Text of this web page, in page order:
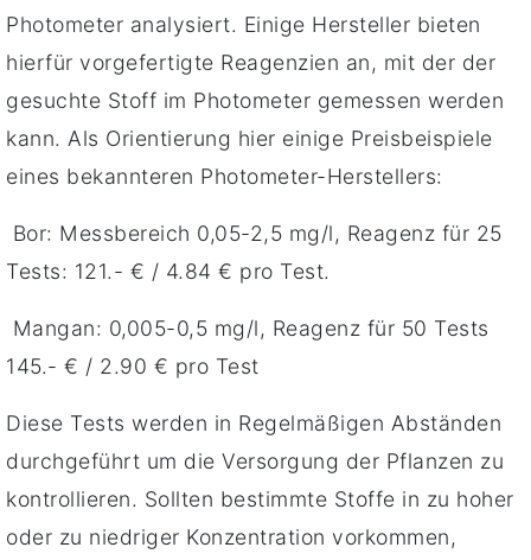
Photometer analysiert. Einige Hersteller bieten
hierfür vorgefertigte Reagenzien an, mit der der
gesuchte Stoff im Photometer gemessen werden
kann. Als Orientierung hier einige Preisbeispiele
eines bekannteren Photometer-Herstellers:
Bor: Messbereich 0,05-2,5 mg/l, Reagenz für 25
Tests: 121.- € / 4.84 € pro Test.
Mangan: 0,005-0,5 mg/l, Reagenz für 50 Tests
145.- € / 2.90 € pro Test
Diese Tests werden in Regelmäßigen Abständen
durchgeführt um die Versorgung der Pflanzen zu
kontrollieren. Sollten bestimmte Stoffe in zu hoher
oder zu niedriger Konzentration vorkommen,